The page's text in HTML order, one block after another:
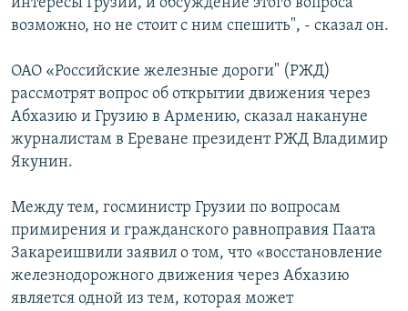
Все сайты Радио Азатутюн
возможно, но не стоит с ним спешить", - сказал он.
ОАО «Российские железные дороги" (РЖД)
рассмотрят вопрос об открытии движения через
Абхазию и Грузию в Армению, сказал накануне
журналистам в Ереване президент РЖД Владимир
Якунин.
Между тем, госминистр Грузии по вопросам
примирения и гражданского равноправия Паата
Закареишвили заявил о том, что «восстановление
железнодорожного движения через Абхазию
является одной из тем, которая может